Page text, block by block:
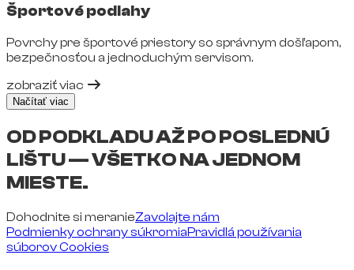
Športové podlahy
Povrchy pre športové priestory so správnym došľapom,
bezpečnosťou a jednoduchým servisom.
zobraziť viac
Načítať viac
OD PODKLADU AŽ PO POSLEDNÚ
LIŠTU — VŠETKO NA JEDNOM
MIESTE.
Dohodnite si meranieZavolajte nám
Podmienky ochrany súkromiaPravidlá používania
súborov Cookies